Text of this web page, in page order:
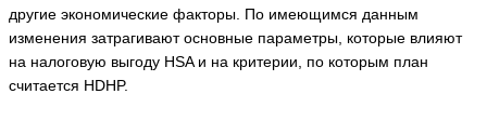
другие экономические факторы. По имеющимся данным
изменения затрагивают основные параметры, которые влияют
на налоговую выгоду HSA и на критерии, по которым план
считается HDHP.